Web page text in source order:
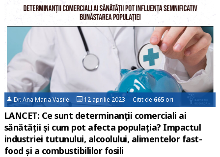
Dr. Ana Maria Vasile 12 aprilie 2023 Citit de 665ori
LANCET: Ce sunt determinanții comerciali ai
sănătății și cum pot afecta populația? Impactul
industriei tutunului, alcoolului, alimentelor fast-
food și a combustibililor fosili